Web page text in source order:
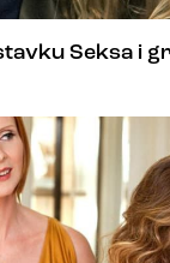
Seksa i